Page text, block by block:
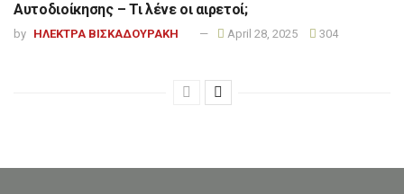
Αυτοδιοίκησης – Τι λένε οι αιρετοί;
by ΗΛΕΚΤΡΑ ΒΙΣΚΑΔΟΥΡΑΚΗ April 28, 2025 304